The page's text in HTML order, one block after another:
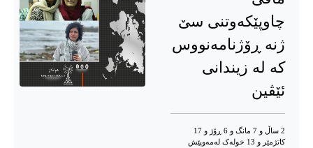
چاوپێکەوتنی سێ
ژنە ڕۆژنامەنووس
کە لە زیندانی
ئێڤین
2 ساڵ و 7 مانگ و 6 ڕۆژ و 17
کاتژمێر و 13 خوله‌ک له‌مه‌وپێش‌